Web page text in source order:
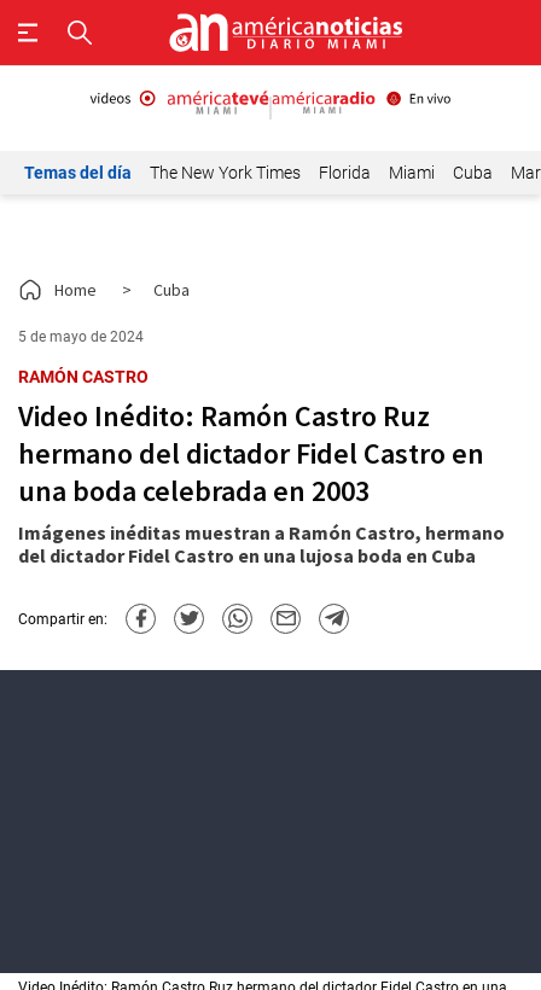
Temas del día The New York Times Florida Miami Cuba
Home > Cuba
5 de mayo de 2024
RAMÓN CASTRO
Video Inédito: Ramón Castro Ruz
hermano del dictador Fidel Castro en
una boda celebrada en 2003
Imágenes inéditas muestran a Ramón Castro, hermano
del dictador Fidel Castro en una lujosa boda en Cuba
Compartir en: